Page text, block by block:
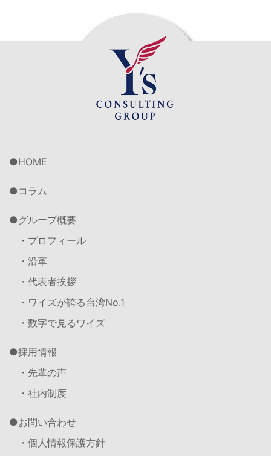
HOME
コラム
グループ概要
・プロフィール
・沿革
・代表者挨拶
・ワイズが誇る台湾No.1
・数字で見るワイズ
採用情報
・先輩の声
・社内制度
お問い合わせ
・個人情報保護方針